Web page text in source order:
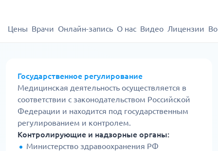
Цены Врачи Онлайн-запись О нас Видео Лицензии
Государственное регулирование
Медицинская деятельность осуществляется в
соответствии с законодательством Российской
Федерации и находится под государственным
регулированием и контролем.
Контролирующие и надзорные органы:
Министерство здравоохранения РФ